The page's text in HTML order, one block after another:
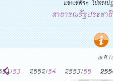
พ.ศ./
53 2552/54 2553/55
และเสด็จฯ ไปทรง
สาธารณรัฐประชา